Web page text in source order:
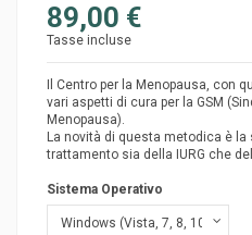
89,00 €
Tasse incluse
Il Centro per la Menopausa, con
vari aspetti di cura per la GSM
Menopausa).
La novità di questa metodica è la
trattamento sia della IURG che
Sistema Operativo